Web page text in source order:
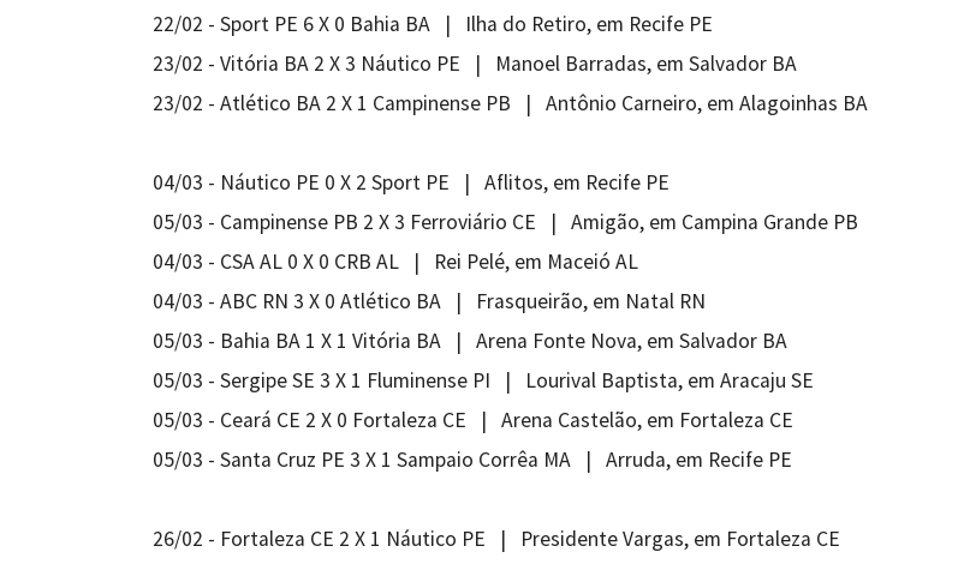
22/02 - Sport PE 6 X 0 Bahia BA | Ilha do Retiro, em Recife PE
23/02 - Vitória BA 2 X 3 Náutico PE | Manoel Barradas, em Salvador BA
23/02 - Atlético BA 2 X 1 Campinense PB | Antônio Carneiro, em Alagoinhas BA
04/03 - Náutico PE 0 X 2 Sport PE | Aflitos, em Recife PE
05/03 - Campinense PB 2 X 3 Ferroviário CE | Amigão, em Campina Grande PB
04/03 - CSA AL 0 X 0 CRB AL | Rei Pelé, em Maceió AL
04/03 - ABC RN 3 X 0 Atlético BA | Frasqueirão, em Natal RN
05/03 - Bahia BA 1 X 1 Vitória BA | Arena Fonte Nova, em Salvador BA
05/03 - Sergipe SE 3 X 1 Fluminense PI | Lourival Baptista, em Aracaju SE
05/03 - Ceará CE 2 X 0 Fortaleza CE | Arena Castelão, em Fortaleza CE
05/03 - Santa Cruz PE 3 X 1 Sampaio Corrêa MA | Arruda, em Recife PE
26/02 - Fortaleza CE 2 X 1 Náutico PE | Presidente Vargas, em Fortaleza CE